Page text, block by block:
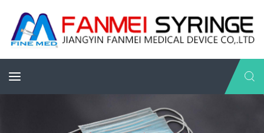
完善的外贸交货系统